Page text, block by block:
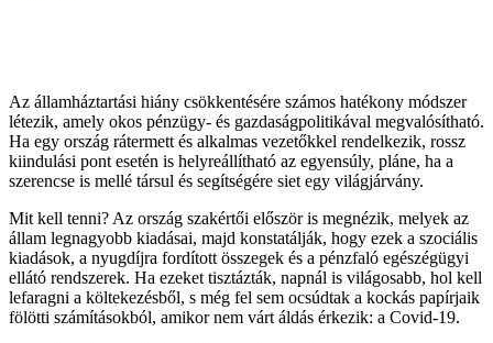
Az államháztartási hiány csökkentésére számos hatékony módszer
létezik, amely okos pénzügy- és gazdaságpolitikával megvalósítható.
Ha egy ország rátermett és alkalmas vezetőkkel rendelkezik, rossz
kiindulási pont esetén is helyreállítható az egyensúly, pláne, ha a
szerencse is mellé társul és segítségére siet egy világjárvány.
Mit kell tenni? Az ország szakértői először is megnézik, melyek az
állam legnagyobb kiadásai, majd konstatálják, hogy ezek a szociális
kiadások, a nyugdíjra fordított összegek és a pénzfaló egészégügyi
ellátó rendszerek. Ha ezeket tisztázták, napnál is világosabb, hol kell
lefaragni a költekezésből, s még fel sem ocsúdtak a kockás papírjaik
fölötti számításokból, amikor nem várt áldás érkezik: a Covid-19.